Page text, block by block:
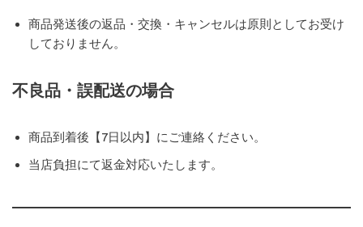
商品発送後の返品・交換・キャンセルは原則としてお受け
しておりません。
不良品・誤配送の場合
商品到着後【7日以内】にご連絡ください。
当店負担にて返金対応いたします。